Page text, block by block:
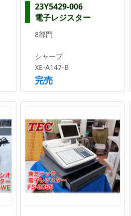
23Y5429-006
電子レジスター
8部門
シャープ
XE-A147-B
完売